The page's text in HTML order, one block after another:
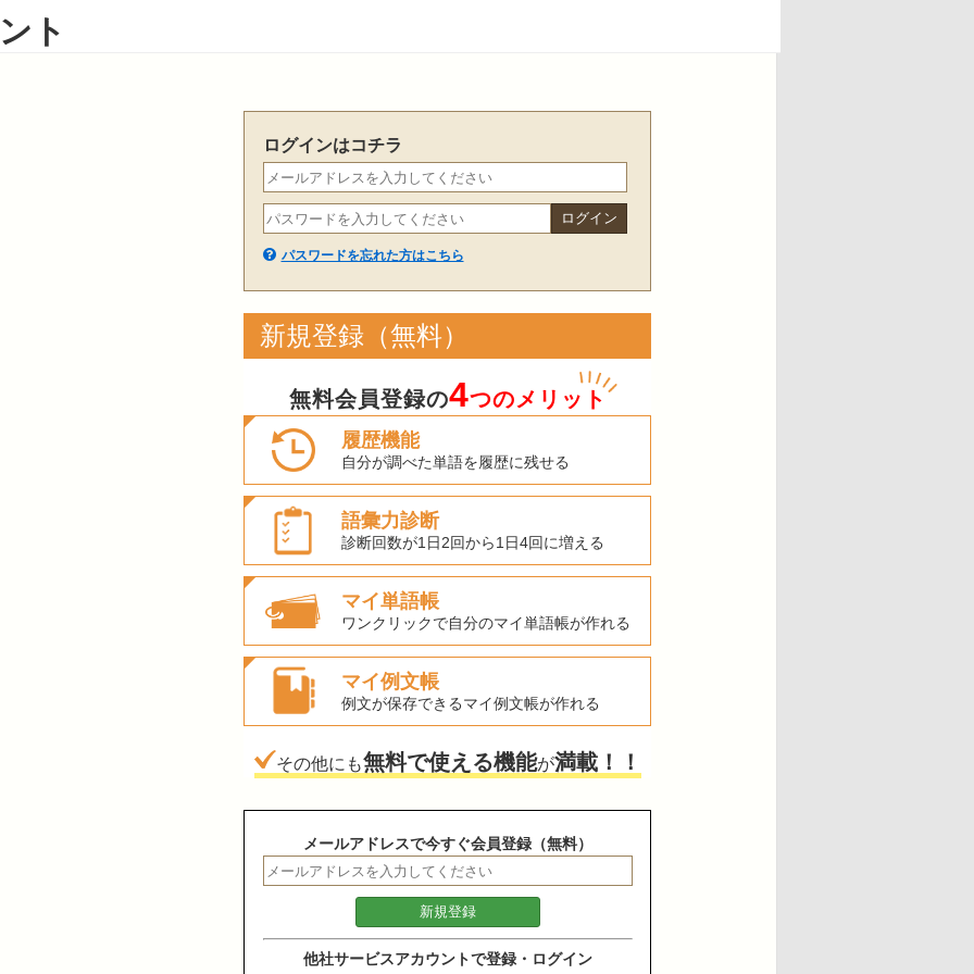
ト
ログインはコチラ
パスワードを忘れた方はこちら
新規登録（無料）
無料会員登録の4つのメリット
履歴機能
自分が調べた単語を履歴に残せる
語彙力診断
診断回数が1日2回から1日4回に増える
マイ単語帳
ワンクリックで自分のマイ単語帳が作れる
マイ例文帳
例文が保存できるマイ例文帳が作れる
その他にも無料で使える機能が満載！！
メールアドレスで今すぐ会員登録（無料）
他社サービスアカウントで登録・ログイン